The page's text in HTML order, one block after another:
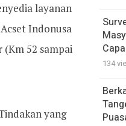
layanan
Indonusa
52 sampai
yang
134